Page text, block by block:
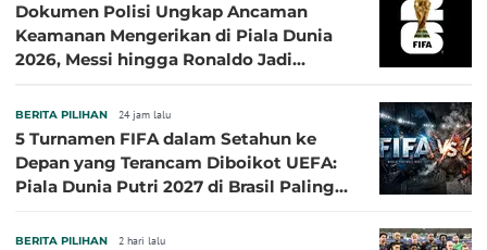
Dokumen Polisi Ungkap Ancaman
Keamanan Mengerikan di Piala Dunia
2026, Messi hingga Ronaldo Jadi
BERITA PILIHAN 24 jam lalu
5 Turnamen FIFA dalam Setahun ke
Depan yang Terancam Diboikot UEFA:
Piala Dunia Putri 2027 di Brasil Paling
BERITA PILIHAN 2 hari lalu